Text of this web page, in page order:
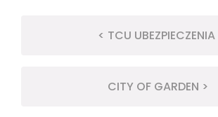
< TCU UBEZPIECZENIA
CITY OF GARDEN >